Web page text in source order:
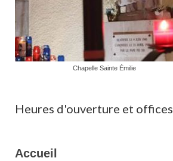
Chapelle Sainte Émilie
Heures d'ouverture et offices
Accueil